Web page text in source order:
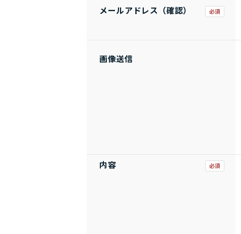
メールアドレス（確認）
画像送信
内容